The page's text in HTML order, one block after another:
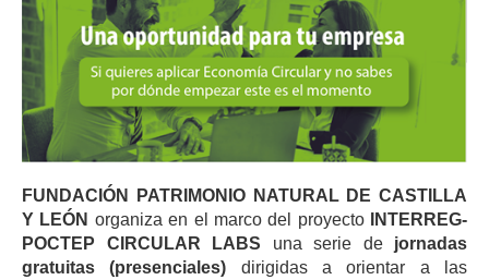
FUNDACIÓN PATRIMONIO NATURAL DE CASTILLA
Y LEÓN organiza en el marco del proyecto
INTERREG-
POCTEP CIRCULAR LABS una serie de jornadas
gratuitas (presenciales) dirigidas a orientar a las